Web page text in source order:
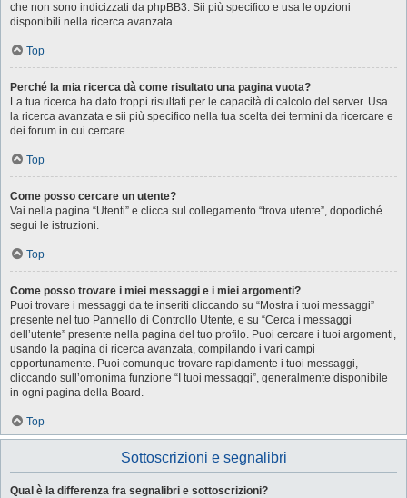
che non sono indicizzati da phpBB3. Sii più specifico e usa le opzioni
disponibili nella ricerca avanzata.
Top
Perché la mia ricerca dà come risultato una pagina vuota?
La tua ricerca ha dato troppi risultati per le capacità di calcolo del server. Usa
la ricerca avanzata e sii più specifico nella tua scelta dei termini da ricercare e
dei forum in cui cercare.
Top
Come posso cercare un utente?
Vai nella pagina “Utenti” e clicca sul collegamento “trova utente”, dopodiché
segui le istruzioni.
Top
Come posso trovare i miei messaggi e i miei argomenti?
Puoi trovare i messaggi da te inseriti cliccando su “Mostra i tuoi messaggi”
presente nel tuo Pannello di Controllo Utente, e su “Cerca i messaggi
dell’utente” presente nella pagina del tuo profilo. Puoi cercare i tuoi argomenti,
usando la pagina di ricerca avanzata, compilando i vari campi
opportunamente. Puoi comunque trovare rapidamente i tuoi messaggi,
cliccando sull’omonima funzione “I tuoi messaggi”, generalmente disponibile
in ogni pagina della Board.
Top
Sottoscrizioni e segnalibri
Qual è la differenza fra segnalibri e sottoscrizioni?